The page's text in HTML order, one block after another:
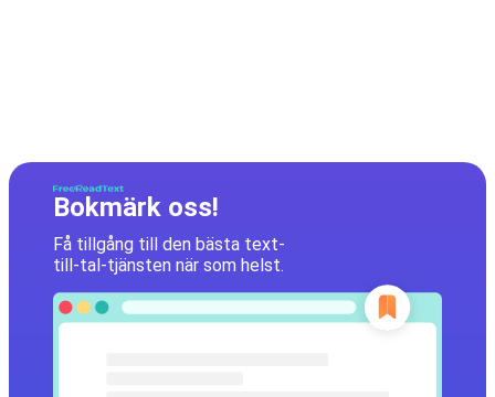
Bokmärk oss!
Få tillgång till den bästa text-
till-tal-tjänsten när som helst.